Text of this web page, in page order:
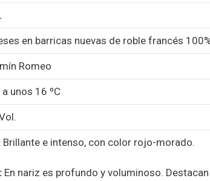
en barricas nuevas de roble francés
Romeo
a unos 16 ºC
Brillante e intenso, con color rojo-morado.
En nariz es profundo y voluminoso.